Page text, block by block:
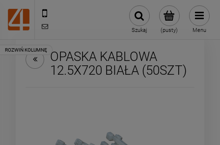
(pusty)
Szukaj Menu
OPASKA KABLOWA
12.5X720 BIAŁA (50SZT)